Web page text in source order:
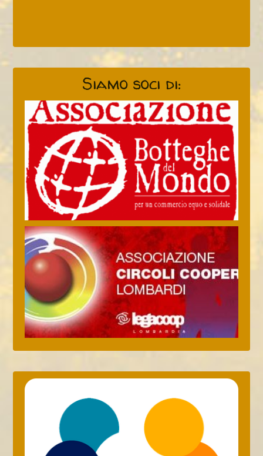
Siamo soci di: